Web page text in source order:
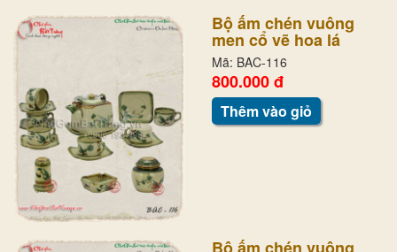
Bộ ấm chén vuông
men cổ vẽ hoa lá
Mã: BAC-116
800.000 đ
Thêm vào giỏ
Bộ ấm chén vuông